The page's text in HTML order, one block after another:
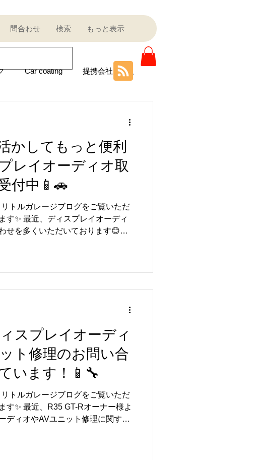
問合わせ 検索 もっと表示
Car coating 提携会社
ル Sale outlet
Toyota フェラーリ
かしてもっと便利
レイオーディオ取
付中📱🚗
トルガレージブログをご覧いただ
す✨ 最近、ディスプレイオーディ
せを多くいただいております😊
ら、Apple CarPlayやAndroid Auto
ただけます🚗 これまでR35 GT-Rを
車への取付実績があり、多くのお
ております😊 お車の仕様に合わせ
動作確認まで丁寧に対応しており
も安心してご相談ください🔧✨
けできるかな？」「詳しく話を聞
方も、お気軽にお問い合わせくだ
では、ディスプレイオーディオ取
ィスプレイオーディ
ト修理のお問い合
います！📱🔧
トルガレージブログをご覧いただ
す✨ 最近、R35 GT-Rオーナー様よ
ディオやAVユニット修理に関する